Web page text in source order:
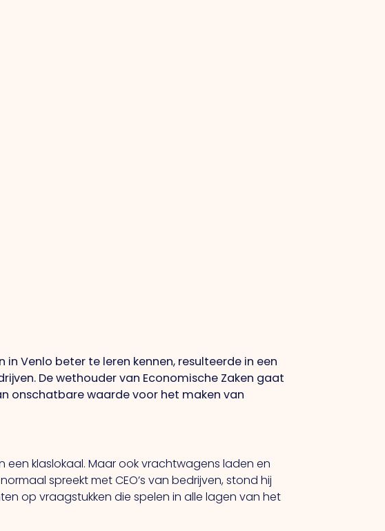
Venlo beter te leren kennen, resulteerde in een
De wethouder van Economische Zaken gaat
onschatbare waarde voor het maken van
klaslokaal. Maar ook vrachtwagens laden en
spreekt met CEO’s van bedrijven, stond hij
op vraagstukken die spelen in alle lagen van het